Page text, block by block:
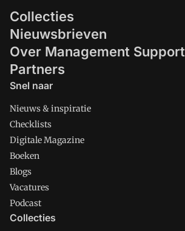
Collecties
Nieuwsbrieven
Over Management Support
Partners
Snel naar
Nieuws & inspiratie
Checklists
Digitale Magazine
Boeken
Blogs
Vacatures
Podcast
Collecties